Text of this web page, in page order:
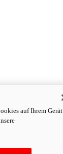
auf Ihrem Gerät